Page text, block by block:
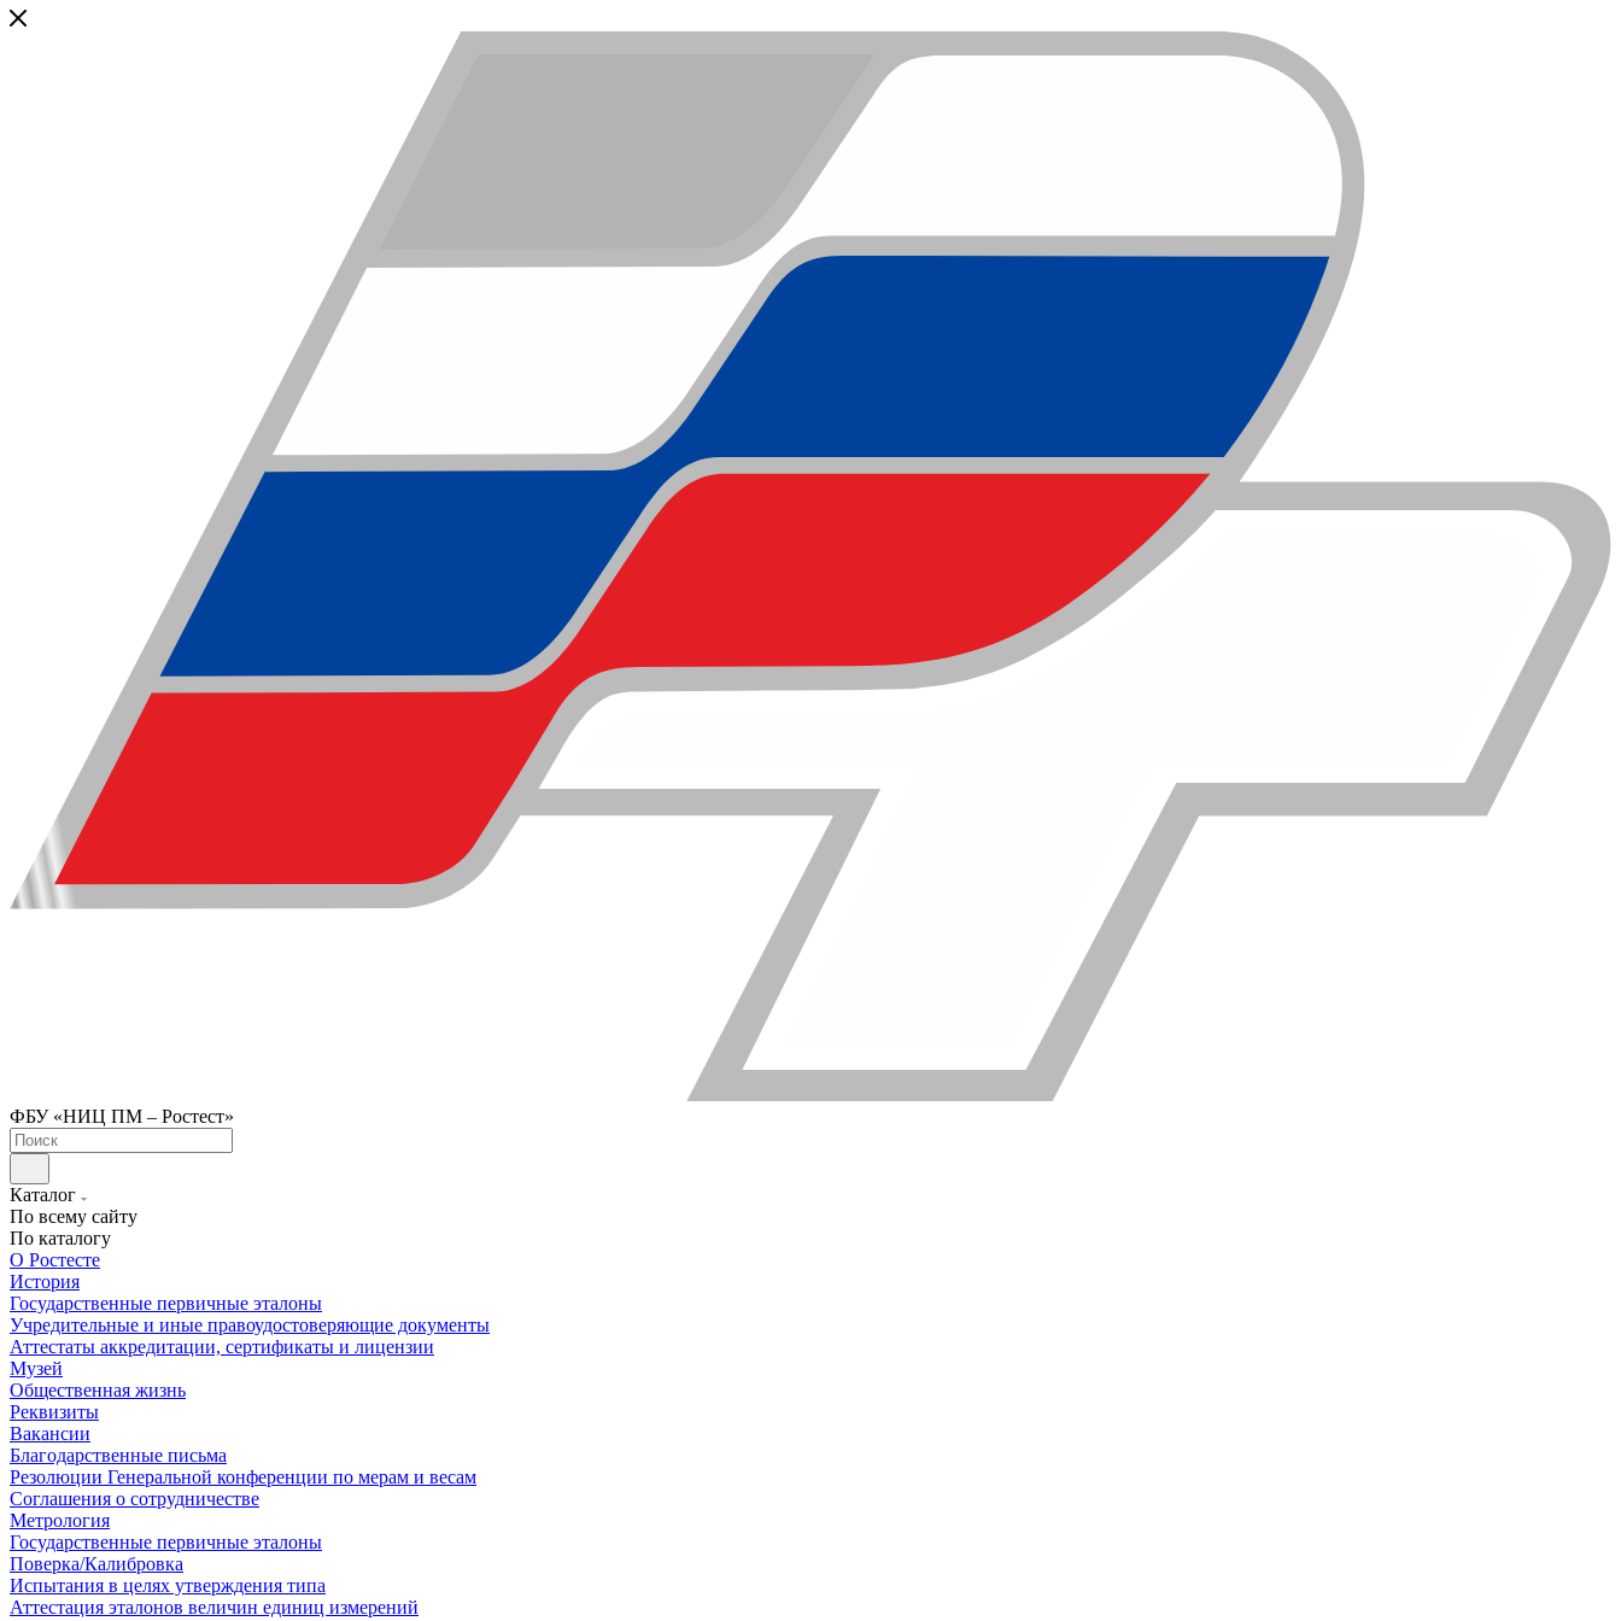
ФБУ «НИЦ ПМ – Ростест»
Каталог
По всему сайту
По каталогу
О Ростесте
История
Государственные первичные эталоны
Учредительные и иные правоудостоверяющие документы
Аттестаты аккредитации, сертификаты и лицензии
Музей
Общественная жизнь
Реквизиты
Вакансии
Благодарственные письма
Резолюции Генеральной конференции по мерам и весам
Соглашения о сотрудничестве
Метрология
Государственные первичные эталоны
Поверка/Калибровка
Испытания в целях утверждения типа
Аттестация эталонов величин единиц измерений